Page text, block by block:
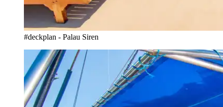
#deckplan - Palau Siren